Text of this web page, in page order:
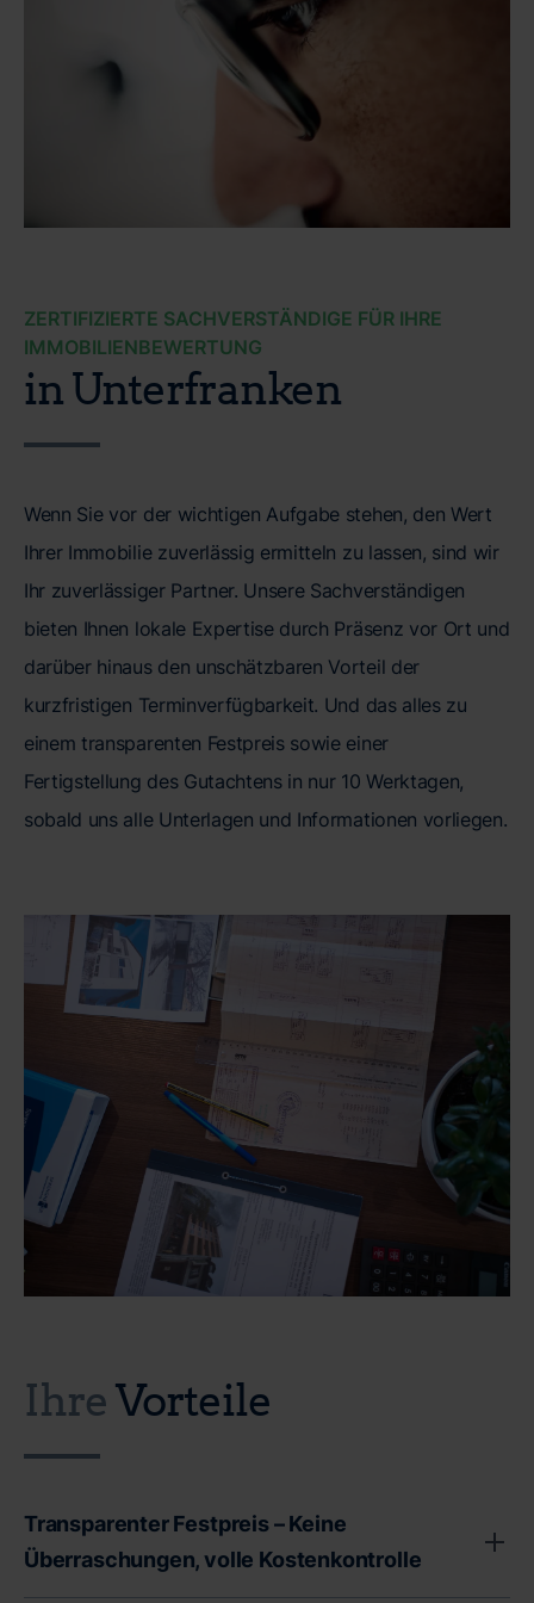
ZERTIFIZIERTE SACHVERSTÄNDIGE FÜR IHRE
IMMOBILIENBEWERTUNG
in Unterfranken
Wenn Sie vor der wichtigen Aufgabe stehen, den Wert
Ihrer Immobilie zuverlässig ermitteln zu lassen, sind wir
Ihr zuverlässiger Partner. Unsere Sachverständigen
bieten Ihnen lokale Expertise durch Präsenz vor Ort und
darüber hinaus den unschätzbaren Vorteil der
kurzfristigen Terminverfügbarkeit. Und das alles zu
einem transparenten Festpreis sowie einer
Fertigstellung des Gutachtens in nur 10 Werktagen,
sobald uns alle Unterlagen und Informationen vorliegen.
IhreVorteile
Transparenter Festpreis – Keine
Überraschungen, volle Kostenkontrolle